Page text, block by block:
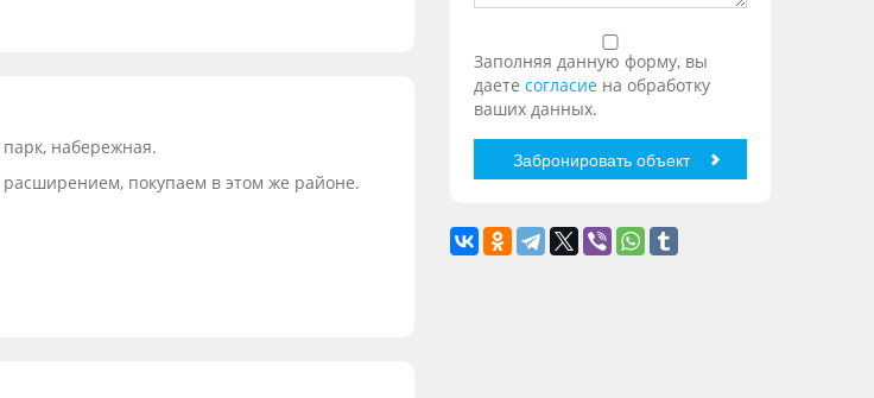
набережная.
покупаем в этом же районе.
Заполняя данную форму, вы
даете согласие на обработку
ваших данных.